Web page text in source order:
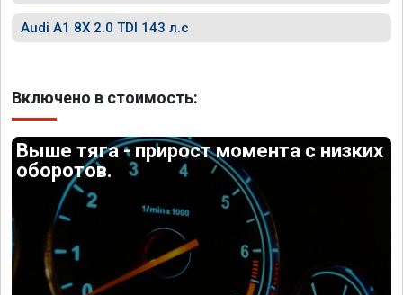
Audi A1 8X 2.0 TDI 143 л.с
Включено в стоимость:
Выше тяга - прирост момента с низких
оборотов.